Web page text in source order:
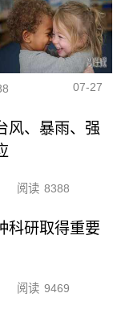
07-27
风、暴雨、强
阅读 8388
科研取得重要
阅读 9469